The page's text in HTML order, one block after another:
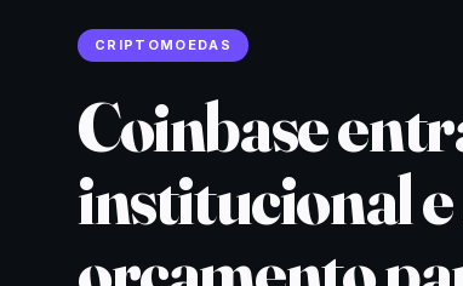
CRIPTOMOEDAS
Coinbase
institucional